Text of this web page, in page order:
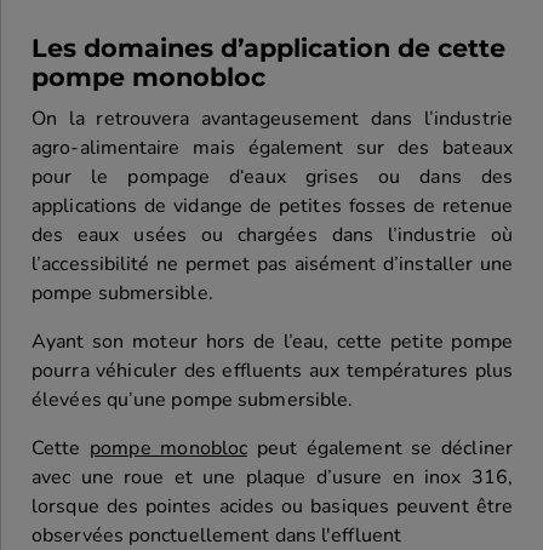
Les domaines d’application de cette
pompe monobloc
On la retrouvera avantageusement dans l’industrie
agro-alimentaire mais également sur des bateaux
pour le pompage d‘eaux grises ou dans des
applications de vidange de petites fosses de retenue
des eaux usées ou chargées dans l’industrie où
l’accessibilité ne permet pas aisément d’installer une
pompe submersible.
Ayant son moteur hors de l’eau, cette petite pompe
pourra véhiculer des effluents aux températures plus
élevées qu’une pompe submersible.
Cette pompe monobloc peut également se décliner
avec une roue et une plaque d’usure en inox 316,
lorsque des pointes acides ou basiques peuvent être
observées ponctuellement dans l'effluent